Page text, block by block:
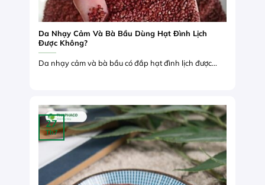
Da Nhạy Cảm Và Bà Bầu Dùng Hạt Đình Lịch
Được Không?
Da nhạy cảm và bà bầu có đắp hạt đình lịch được...
27
Th7